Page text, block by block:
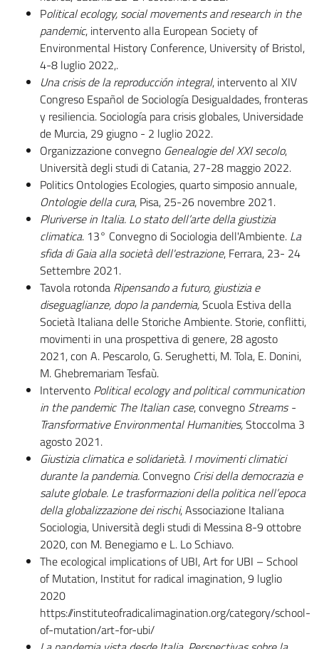
Political ecology, social movements and research in the
pandemic, intervento alla European Society of
Environmental History Conference, University of Bristol,
4-8 luglio 2022,.
Una crisis de la reproducción integral, intervento al XIV
Congreso Español de Sociología Desigualdades, fronteras
y resiliencia. Sociología para crisis globales, Universidade
de Murcia, 29 giugno - 2 luglio 2022.
Organizzazione convegno Genealogie del XXI secolo,
Università degli studi di Catania, 27-28 maggio 2022.
Politics Ontologies Ecologies, quarto simposio annuale,
Ontologie della cura, Pisa, 25-26 novembre 2021.
Pluriverse in Italia. Lo stato dell’arte della giustizia
climatica. 13° Convegno di Sociologia dell'Ambiente. La
sfida di Gaia alla società dell'estrazione, Ferrara, 23- 24
Settembre 2021.
Tavola rotonda Ripensando a futuro, giustizia e
diseguaglianze, dopo la pandemia,Scuola Estiva della
Società Italiana delle Storiche Ambiente. Storie, conflitti,
movimenti in una prospettiva di genere, 28 agosto
2021, con A. Pescarolo, G. Serughetti, M. Tola, E. Donini,
M. Ghebremariam Tesfaù.
Intervento Political ecology and political communication
in the pandemic The Italian case, convegno Streams -
Transformative Environmental Humanities,Stoccolma 3
agosto 2021.
Giustizia climatica e solidarietà. I movimenti climatici
durante la pandemia. Convegno Crisi della democrazia e
salute globale. Le trasformazioni della politica nell’epoca
della globalizzazione dei rischi, Associazione Italiana
Sociologia, Università degli studi di Messina 8-9 ottobre
2020, con M. Benegiamo e L. Lo Schiavo.
The ecological implications of UBI, Art for UBI – School
of Mutation, Institut for radical imagination, 9 luglio
2020
https://instituteofradicalimagination.org/category/school-
of-mutation/art-for-ubi/